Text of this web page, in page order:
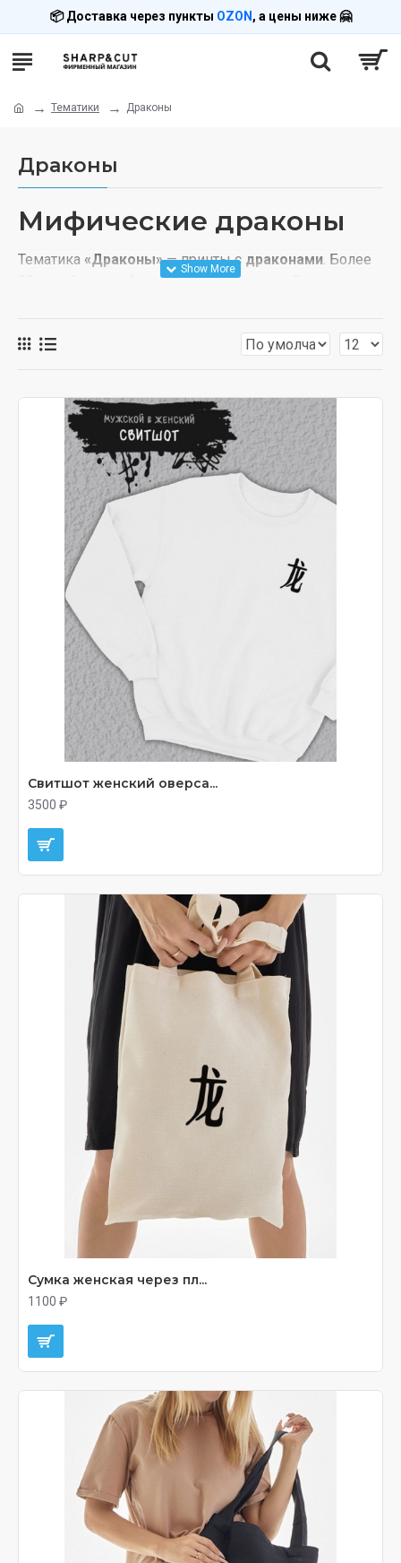
📦 Доставка через пункты OZON , а цены ниже 🤗
Тематики Драконы
Драконы
Мифические драконы
Тематика «Драконы»— принты с драконами. Более
20 дизайнов: мифические драконы, китайские
Драконы на футболках для любителей фэнтези.
Печать под заказ, доставка через OZON.
Свитшот женский оверса...
3500 ₽
Сумка женская через пл...
1100 ₽